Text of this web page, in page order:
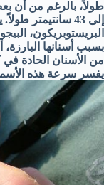
طولاً، بالرغم من أن
إلى 43 سانتيمتر
البريستوبريكون،
بسبب أسنانها
من الأسنان الحادة
يفسر سرعة هذه